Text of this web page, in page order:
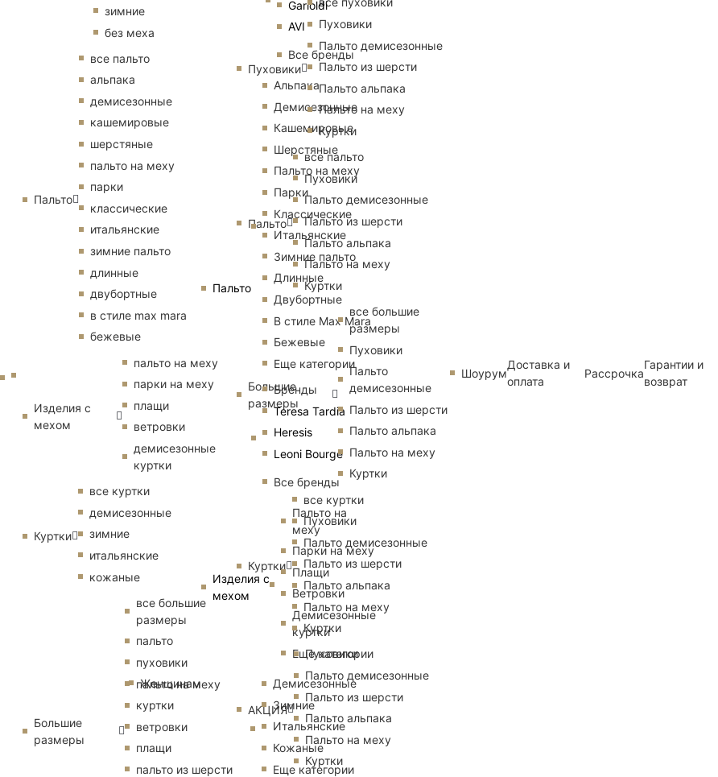
Женщинам
Garioldi
AVI
Все бренды
Пальто
Альпака
Демисезонные
Кашемировые
Шерстяные
Пальто на меху
Парки
Классические
Итальянские
Зимние пальто
Длинные
Двубортные
В стиле Max Mara
Бежевые
Еще категории
Бренды
Teresa Tardia
Heresis
Leoni Bourge
Все бренды
Изделия с
мехом
Пальто на
меху
Парки на меху
Плащи
Ветровки
Демисезонные
куртки
Еще категории
Демисезонные
Зимние
Итальянские
Кожаные
Еще категории
зимние
без меха
Пальто
все пальто
альпака
демисезонные
кашемировые
шерстяные
пальто на меху
парки
классические
итальянские
зимние пальто
длинные
двубортные
в стиле max mara
бежевые
Изделия с
мехом
пальто на меху
парки на меху
плащи
ветровки
демисезонные
куртки
Куртки
все куртки
демисезонные
зимние
итальянские
кожаные
Большие
размеры
все большие
размеры
пальто
пуховики
пальто на меху
куртки
ветровки
плащи
пальто из шерсти
Пуховики
Пуховики
Пальто демисезонные
Пальто из шерсти
Пальто альпака
Пальто на меху
Куртки
Пальто
все пальто
Пуховики
Пальто демисезонные
Пальто из шерсти
Пальто альпака
Пальто на меху
Куртки
Большие
размеры
все большие
размеры
Пуховики
Пальто
демисезонные
Пальто из шерсти
Пальто альпака
Пальто на меху
Куртки
Куртки
все куртки
Пуховики
Пальто демисезонные
Пальто из шерсти
Пальто альпака
Пальто на меху
Куртки
АКЦИЯ
Пуховики
Пальто демисезонные
Пальто из шерсти
Пальто альпака
Пальто на меху
Куртки
Шоурум
Доставка и
оплата
Рассрочка
Гарантии и
возврат